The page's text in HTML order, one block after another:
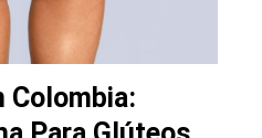
Colombia: